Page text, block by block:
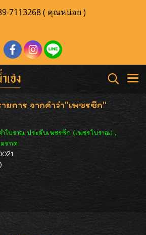
7113268 ( คุณหน่อย )
ยการ จากคำว่า"เพชรซีก"
โบราณ ประดับเพชรซีก (เพชรโบราณ) ,
รกต